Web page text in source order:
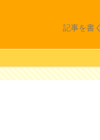
記事を書く